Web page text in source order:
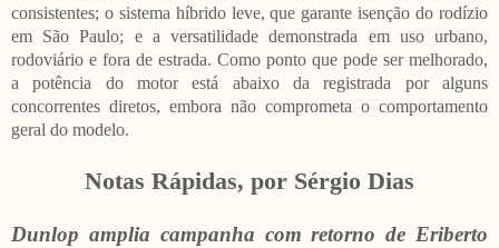
consistentes; o sistema híbrido leve, que garante isenção do rodízio
em São Paulo; e a versatilidade demonstrada em uso urbano,
rodoviário e fora de estrada. Como ponto que pode ser melhorado,
a potência do motor está abaixo da registrada por alguns
concorrentes diretos, embora não comprometa o comportamento
geral do modelo.
Notas Rápidas, por Sérgio Dias
Dunlop amplia campanha com retorno de Eriberto